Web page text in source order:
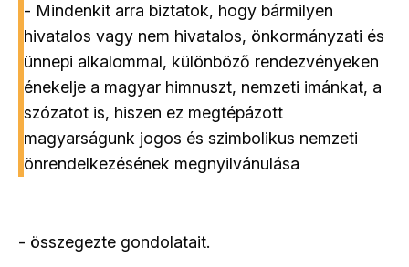
- Mindenkit arra biztatok, hogy bármilyen
hivatalos vagy nem hivatalos, önkormányzati és
ünnepi alkalommal, különböző rendezvényeken
énekelje a magyar himnuszt, nemzeti imánkat, a
szózatot is, hiszen ez megtépázott
magyarságunk jogos és szimbolikus nemzeti
önrendelkezésének megnyilvánulása
- összegezte gondolatait.